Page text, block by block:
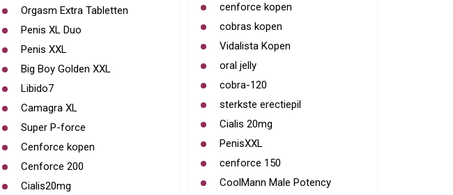
Orgasm Extra Tabletten
Penis XL Duo
Penis XXL
Big Boy Golden XXL
Libido7
Camagra XL
Super P-force
Cenforce kopen
Cenforce 200
Cialis20mg
cenforce kopen
cobras kopen
Vidalista Kopen
oral jelly
cobra-120
sterkste erectiepil
Cialis 20mg
PenisXXL
cenforce 150
CoolMann Male Potency